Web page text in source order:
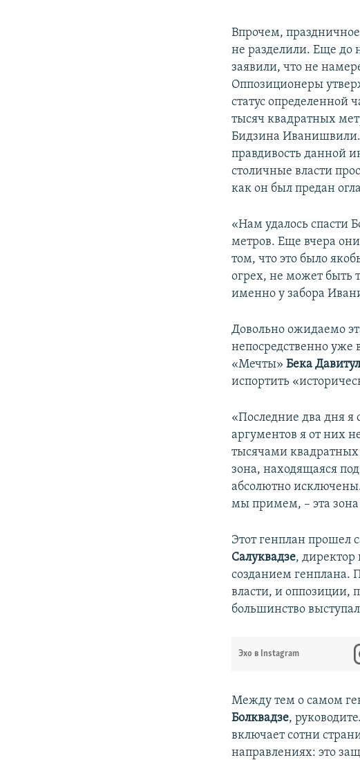
Впрочем,
не разделили. Еще до
заявили, что не
Оппозиционеры
статус определенной
тысяч квадратных
Бидзина Иванишвили.
правдивость данной
столичные власти
как он был предан
«Нам удалось спасти
метров. Еще вчера они
том, что это было
огрех, не может быть
именно у забора
Довольно ожидаемо
непосредственно уже
«Мечты»Бека
испортить
«Последние два дня
аргументов я от них
тысячами квадратных
зона, находящаяся
абсолютно
мы примем, – эта
Этот генплан прошел
Салуквадзе, директор
созданием генплана.
власти, и оппозиции,
большинство
Эхо в Instagram
Между тем о самом
Болквадзе,
включает сотни
направлениях: это